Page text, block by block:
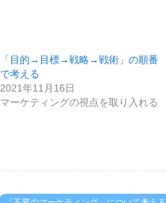
「目的→目標→戦略→戦術」の順番
で考える
2021年11月16日
マーケティングの視点を取り入れる